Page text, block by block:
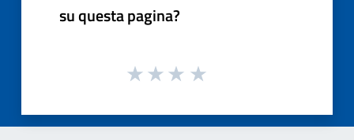
su questa pagina?